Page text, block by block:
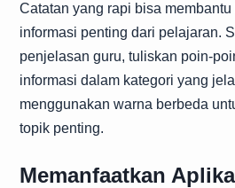
Catatan yang rapi bisa
informasi penting dari pelajaran.
penjelasan guru, tuliskan poin-
informasi dalam kategori yang
menggunakan warna berbeda
topik penting.
Memanfaatkan